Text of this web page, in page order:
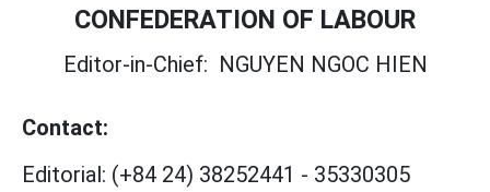
CONFEDERATION OF LABOUR
Editor-in-Chief: NGUYEN NGOC HIEN
Contact:
Editorial: (+84 24) 38252441 - 35330305